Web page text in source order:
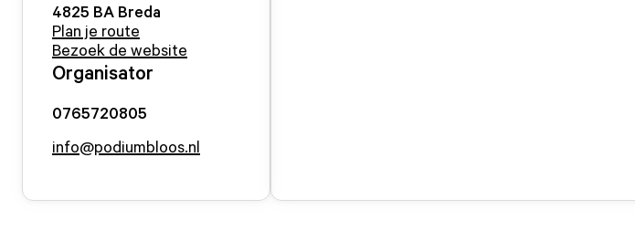
4825 BA Breda
Plan je route
Bezoek de website
Organisator
0765720805
info@podiumbloos.nl